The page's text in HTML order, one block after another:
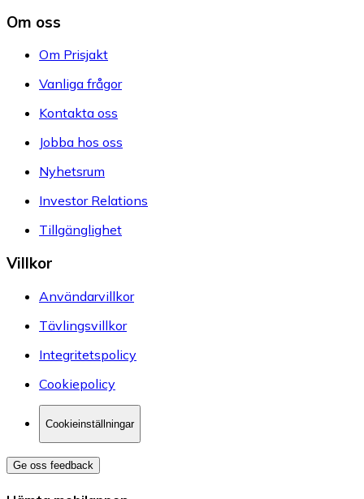
Om oss
Om Prisjakt
Vanliga frågor
Kontakta oss
Jobba hos oss
Nyhetsrum
Investor Relations
Tillgänglighet
Villkor
Användarvillkor
Tävlingsvillkor
Integritetspolicy
Cookiepolicy
Cookieinställningar
Ge oss feedback